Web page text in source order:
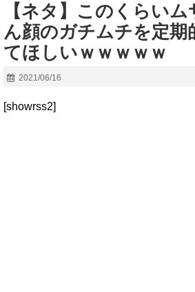
【ネタ】このくらい
ん顔のガチムチを定期
てほしいｗｗｗｗｗ
2021/06/16
[showrss2]